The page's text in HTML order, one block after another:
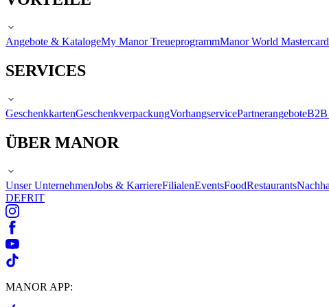
Angebote & KatalogeMy Manor TreueprogrammManor World
SERVICES
GeschenkkartenGeschenkverpackungVorhangservicePartnerangeboteB2B
ÜBER MANOR
Unser UnternehmenJobs & KarriereFilialenEventsFoodRestaurants
DEFRIT
MANOR APP: